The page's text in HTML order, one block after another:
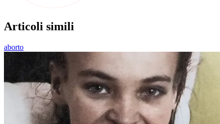
Articoli simili
aborto